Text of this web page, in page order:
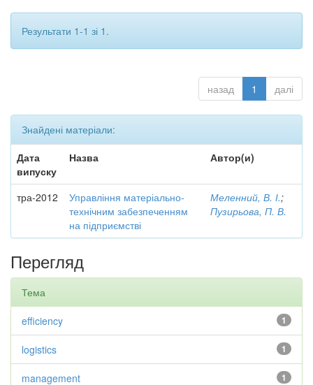
Результати 1-1 зі 1.
назад 1 далі
Знайдені матеріали:
Дата
випуску
Назва Автор(и)
тра-2012
Управління матеріально-
технічним забезпеченням
на підприємстві
Меленний, В. І.;
Пузирьова, П. В.
Перегляд
Тема
1
efficiency
1
logistics
1
management